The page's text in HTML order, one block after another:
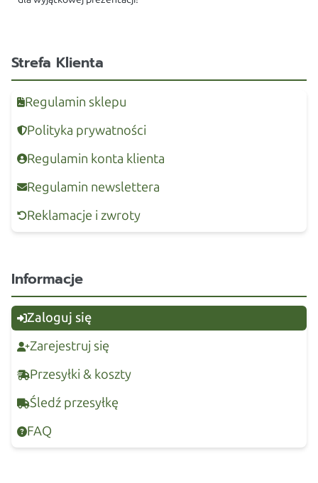
Strefa Klienta
Regulamin sklepu
Polityka prywatności
Regulamin konta klienta
Regulamin newslettera
Reklamacje i zwroty
Informacje
Zaloguj się
Zarejestruj się
Przesyłki & koszty
Śledź przesyłkę
FAQ